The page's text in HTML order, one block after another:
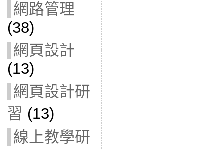
網路管理
(38)
網頁設計
(13)
網頁設計研
習 (13)
線上教學研